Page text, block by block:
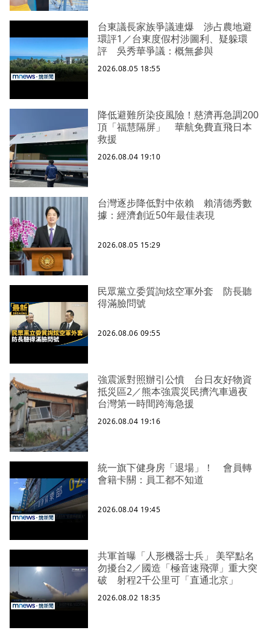
台東議長家族爭議連爆 涉占農地避
環評1／台東度假村涉圖利、疑躲環
評 吳秀華爭議：概無參與
2026.08.05 18:55
降低避難所染疫風險！慈濟再急調200
頂「福慧隔屏」 華航免費直飛日本
救援
2026.08.04 19:10
台灣逐步降低對中依賴 賴清德秀數
據：經濟創近50年最佳表現
2026.08.05 15:29
民眾黨立委質詢炫空軍外套 防長聽
得滿臉問號
2026.08.06 09:55
強震派對照辦引公憤 台日友好物資
抵災區2／熊本強震災民擠汽車過夜
台灣第一時間跨海急援
2026.08.04 19:16
統一旗下健身房「退場」！ 會員轉
會籍卡關：員工都不知道
2026.08.04 19:45
共軍首曝「人形機器士兵」 美罕點名
勿擾台2／國造「極音速飛彈」重大突
破 射程2千公里可「直通北京」
2026.08.02 18:35